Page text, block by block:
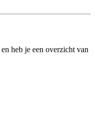
heb je een overzicht van